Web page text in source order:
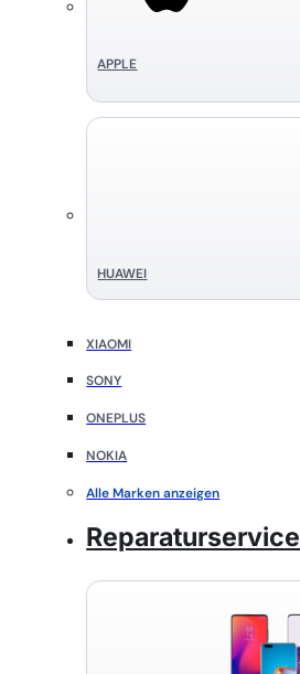
APPLE
HUAWEI
XIAOMI
SONY
ONEPLUS
NOKIA
Alle Marken anzeigen
Reparaturservice